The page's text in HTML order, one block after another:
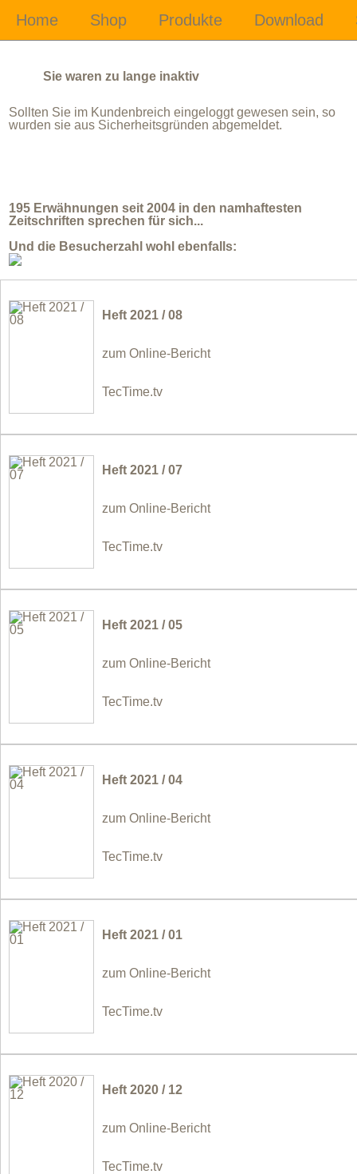
Sie waren zu lange inaktiv
Sollten Sie im Kundenbreich eingeloggt gewesen sein, so
wurden sie aus Sicherheitsgründen abgemeldet.
195 Erwähnungen seit 2004 in den namhaftesten
Zeitschriften sprechen für sich...
Und die Besucherzahl wohl ebenfalls:
Heft 2021 / 08
zum Online-Bericht
TecTime.tv
Heft 2021 / 07
zum Online-Bericht
TecTime.tv
Heft 2021 / 05
zum Online-Bericht
TecTime.tv
Heft 2021 / 04
zum Online-Bericht
TecTime.tv
Heft 2021 / 01
zum Online-Bericht
TecTime.tv
Heft 2020 / 12
zum Online-Bericht
TecTime.tv